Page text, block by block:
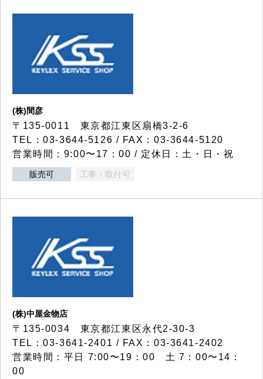
(株)間彦
〒135-0011 東京都江東区扇橋3-2-6
TEL：03-3644-5126 / FAX：03-3644-5120
営業時間：9:00〜17：00 / 定休日：土・日・祝
販売可 工事・取付可
(株)中屋金物店
〒135-0034 東京都江東区永代2-30-3
TEL：03-3641-2401 / FAX：03-3641-2402
営業時間：平日 7:00〜19：00 土 7：00〜14：
00